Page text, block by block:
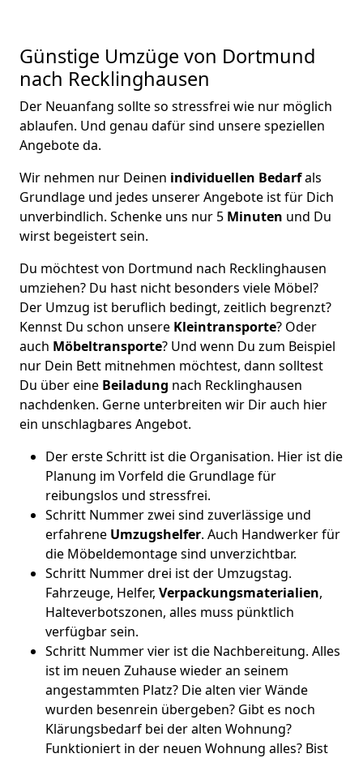
Günstige Umzüge von Dortmund
nach Recklinghausen
Der Neuanfang sollte so stressfrei wie nur möglich
ablaufen. Und genau dafür sind unsere speziellen
Angebote da.
Wir nehmen nur Deinen individuellen Bedarfals
Grundlage und jedes unserer Angebote ist für Dich
unverbindlich. Schenke uns nur 5 Minuten und Du
wirst begeistert sein.
Du möchtest von Dortmund nach Recklinghausen
umziehen? Du hast nicht besonders viele Möbel?
Der Umzug ist beruflich bedingt, zeitlich begrenzt?
Kennst Du schon unsere Kleintransporte? Oder
auch Möbeltransporte? Und wenn Du zum Beispiel
nur Dein Bett mitnehmen möchtest, dann solltest
Du über eine Beiladung nach Recklinghausen
nachdenken. Gerne unterbreiten wir Dir auch hier
ein unschlagbares Angebot.
Der erste Schritt ist die Organisation. Hier ist die
Planung im Vorfeld die Grundlage für
reibungslos und stressfrei.
Schritt Nummer zwei sind zuverlässige und
erfahrene Umzugshelfer. Auch Handwerker für
die Möbeldemontage sind unverzichtbar.
Schritt Nummer drei ist der Umzugstag.
Fahrzeuge, Helfer, Verpackungsmaterialien,
Halteverbotszonen, alles muss pünktlich
verfügbar sein.
Schritt Nummer vier ist die Nachbereitung. Alles
ist im neuen Zuhause wieder an seinem
angestammten Platz? Die alten vier Wände
wurden besenrein übergeben? Gibt es noch
Klärungsbedarf bei der alten Wohnung?
Funktioniert in der neuen Wohnung alles? Bist